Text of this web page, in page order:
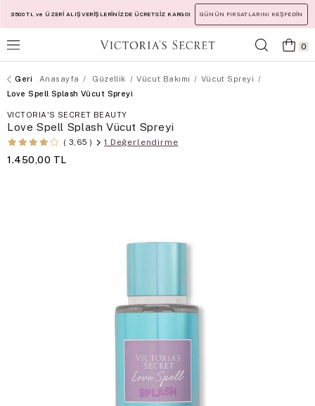
3500 TL ve ÜZERİ ALIŞVERİŞLERİNİZDE ÜCRETSİZ KARGO! GÜNÜN FIRSATLARINI KEŞFEDİN
0
Anasayfa Güzellik Vücut Bakımı
Vücut Spreyi
Love Spell Splash Vücut Spreyi
VICTORIA'S SECRET BEAUTY
Love Spell Splash Vücut Spreyi
3,65 1 Değerlendirme
1.450,00 TL